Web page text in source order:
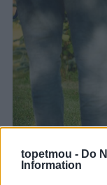
topetmou - Do
Information